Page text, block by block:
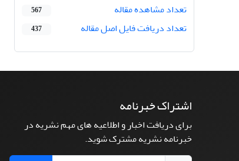
تعداد مشاهده مقاله
567
تعداد دریافت فایل اصل مقاله 437
اشتراک خبرنامه
برای دریافت اخبار و اطلاعیه های مهم نشریه در
خبرنامه نشریه مشترک شوید.